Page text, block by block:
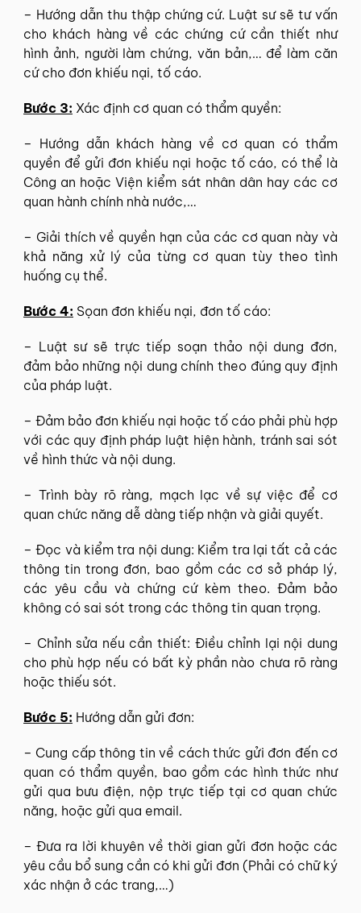
– Hướng dẫn thu thập chứng cứ. Luật sư sẽ tư vấn
cho khách hàng về các chứng cứ cần thiết như
hình ảnh, người làm chứng, văn bản,… để làm căn
cứ cho đơn khiếu nại, tố cáo.
Bước 3: Xác định cơ quan có thẩm quyền:
– Hướng dẫn khách hàng về cơ quan có thẩm
quyền để gửi đơn khiếu nại hoặc tố cáo, có thể là
Công an hoặc Viện kiểm sát nhân dân hay các cơ
quan hành chính nhà nước,…
– Giải thích về quyền hạn của các cơ quan này và
khả năng xử lý của từng cơ quan tùy theo tình
huống cụ thể.
Bước 4: Sọan đơn khiếu nại, đơn tố cáo:
– Luật sư sẽ trực tiếp soạn thảo nội dung đơn,
đảm bảo những nội dung chính theo đúng quy định
của pháp luật.
– Đảm bảo đơn khiếu nại hoặc tố cáo phải phù hợp
với các quy định pháp luật hiện hành, tránh sai sót
về hình thức và nội dung.
– Trình bày rõ ràng, mạch lạc về sự việc để cơ
quan chức năng dễ dàng tiếp nhận và giải quyết.
– Đọc và kiểm tra nội dung: Kiểm tra lại tất cả các
thông tin trong đơn, bao gồm các cơ sở pháp lý,
các yêu cầu và chứng cứ kèm theo. Đảm bảo
không có sai sót trong các thông tin quan trọng.
– Chỉnh sửa nếu cần thiết: Điều chỉnh lại nội dung
cho phù hợp nếu có bất kỳ phần nào chưa rõ ràng
hoặc thiếu sót.
Bước 5: Hướng dẫn gửi đơn:
– Cung cấp thông tin về cách thức gửi đơn đến cơ
quan có thẩm quyền, bao gồm các hình thức như
gửi qua bưu điện, nộp trực tiếp tại cơ quan chức
năng, hoặc gửi qua email.
– Đưa ra lời khuyên về thời gian gửi đơn hoặc các
yêu cầu bổ sung cần có khi gửi đơn (Phải có chữ ký
xác nhận ở các trang,…)